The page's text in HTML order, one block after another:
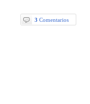
3 Comentarios